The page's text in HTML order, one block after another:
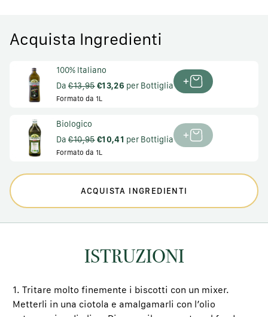
Acquista Ingredienti
100% Italiano
Da €13,95€13,26 per Bottiglia
Formato da 1L
Biologico
Da €10,95€10,41 per Bottiglia
Formato da 1L
ACQUISTA INGREDIENTI
ISTRUZIONI
1. Tritare molto finemente i biscotti con un mixer.
Metterli in una ciotola e amalgamarli con l’olio